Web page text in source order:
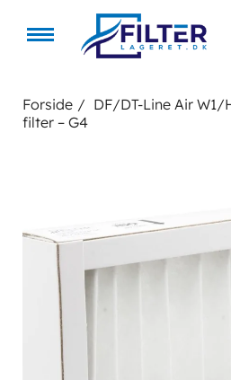
Forside
DF/DT-Line Air W1/
filter – G4